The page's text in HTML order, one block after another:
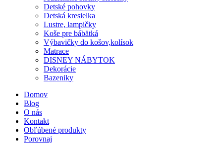
Detské pohovky
Detská kresielka
Lustre, lampičky
Koše pre bábätká
Výbavičky do košov,kolísok
Matrace
DISNEY NÁBYTOK
Dekorácie
Bazeniky
Domov
Blog
O nás
Kontakt
Obľúbené produkty
Porovnaj